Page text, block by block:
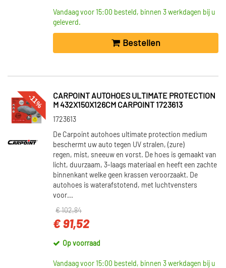
Vandaag voor 15:00 besteld, binnen 3 werkdagen bij u
geleverd.
Bestellen
-11%
CARPOINT AUTOHOES ULTIMATE PROTECTION
M 432X150X126CM CARPOINT 1723613
1723613
De Carpoint autohoes ultimate protection medium
beschermt uw auto tegen UV stralen, (zure)
regen, mist, sneeuw en vorst. De hoes is gemaakt van
licht, duurzaam, 3-laags materiaal en heeft een zachte
binnenkant welke geen krassen veroorzaakt. De
autohoes is waterafstotend, met luchtvensters
voor...
€ 102,84
€ 91,52
Op voorraad
Vandaag voor 15:00 besteld, binnen 3 werkdagen bij u